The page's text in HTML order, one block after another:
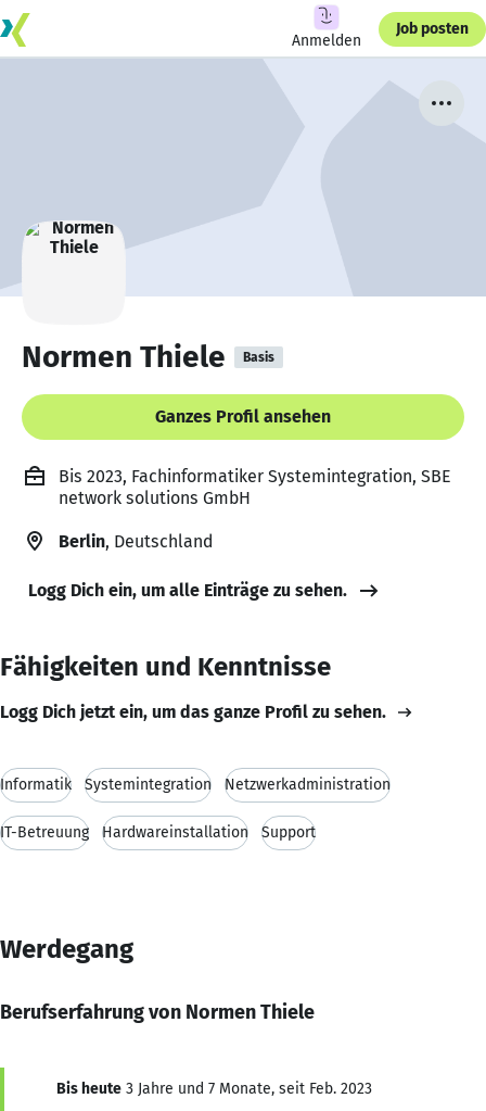
Anmelden
Job posten
Normen Thiele Basis
Ganzes Profil ansehen
Bis 2023, Fachinformatiker Systemintegration, SBE
network solutions GmbH
Berlin, Deutschland
Logg Dich ein, um alle Einträge zu sehen.
Fähigkeiten und Kenntnisse
Logg Dich jetzt ein, um das ganze Profil zu sehen.
Informatik Systemintegration Netzwerkadministration
IT-Betreuung Hardwareinstallation Support
Werdegang
Berufserfahrung von Normen Thiele
Bis heute 3 Jahre und 7 Monate, seit Feb. 2023